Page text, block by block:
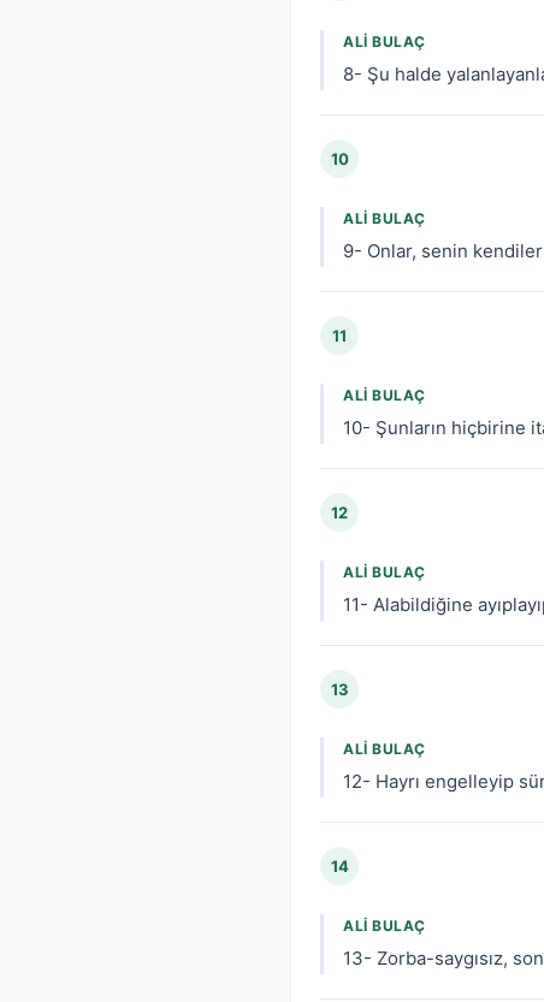
ALI BULAÇ
8- Şu halde
10
ALI BULAÇ
9- Onlar, senin
11
ALI BULAÇ
10- Şunların hiçbirine
12
ALI BULAÇ
11- Alabildiğine
13
ALI BULAÇ
12- Hayrı engelleyip
14
ALI BULAÇ
13- Zorba-saygısız,